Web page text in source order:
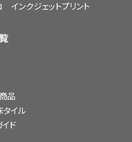
インクジェットプリント
品
タイル
ド